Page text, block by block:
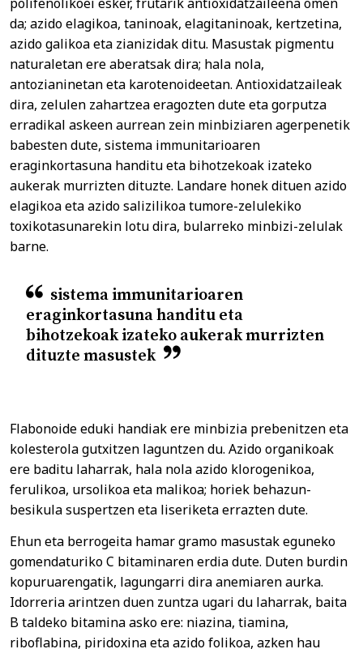
da; azido elagikoa, taninoak, elagitaninoak, kertzetina,
azido galikoa eta zianizidak ditu. Masustak pigmentu
naturaletan ere aberatsak dira; hala nola,
antozianinetan eta karotenoideetan. Antioxidatzaileak
dira, zelulen zahartzea eragozten dute eta gorputza
erradikal askeen aurrean zein minbiziaren agerpenetik
babesten dute, sistema immunitarioaren
eraginkortasuna handitu eta bihotzekoak izateko
aukerak murrizten dituzte. Landare honek dituen azido
elagikoa eta azido salizilikoa tumore-zelulekiko
toxikotasunarekin lotu dira, bularreko minbizi-zelulak
barne.
sistema immunitarioaren
eraginkortasuna handitu eta
bihotzekoak izateko aukerak murrizten
dituzte masustek
Flabonoide eduki handiak ere minbizia prebenitzen eta
kolesterola gutxitzen laguntzen du. Azido organikoak
ere baditu laharrak, hala nola azido klorogenikoa,
ferulikoa, ursolikoa eta malikoa; horiek behazun-
besikula suspertzen eta liseriketa errazten dute.
Ehun eta berrogeita hamar gramo masustak eguneko
gomendaturiko C bitaminaren erdia dute. Duten burdin
kopuruarengatik, lagungarri dira anemiaren aurka.
Idorreria arintzen duen zuntza ugari du laharrak, baita
B taldeko bitamina asko ere: niazina, tiamina,
riboflabina, piridoxina eta azido folikoa, azken hau